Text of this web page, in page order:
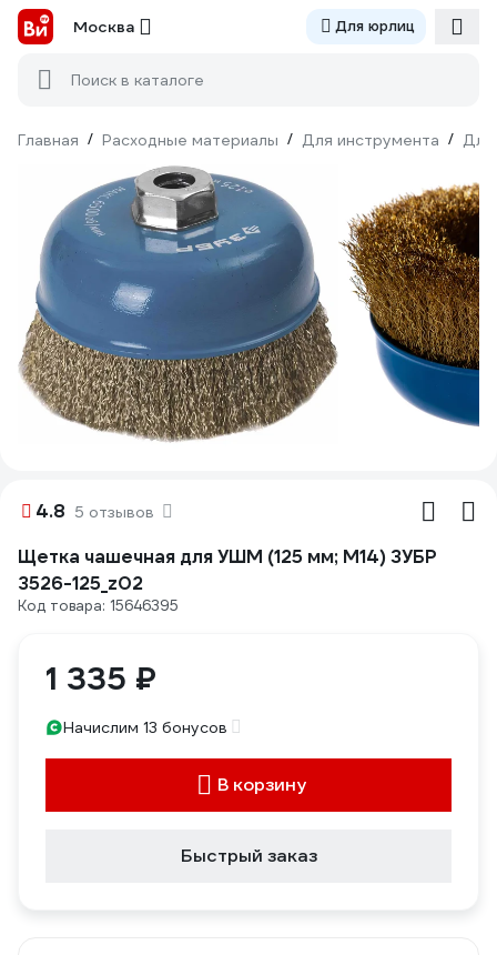
Москва Для юрлиц
Поиск в каталоге
Главная / Расходные материалы / Для инструмента / Для
4.8 5 отзывов
Щетка чашечная для УШМ (125 мм; М14) ЗУБР
3526-125_z02
Код товара: 15646395
1 335 ₽
Начислим 13 бонусов
В корзину
Быстрый заказ